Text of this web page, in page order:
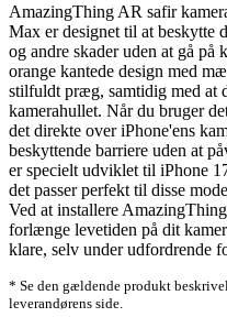
AmazingThing AR safir
Max er designet til at beskytte
og andre skader uden at gå
orange kantede design med
stilfuldt præg, samtidig med at
kamerahullet. Når du bruger
det direkte over iPhone'ens
beskyttende barriere uden at
er specielt udviklet til iPhone
det passer perfekt til disse
Ved at installere
forlænge levetiden på dit
klare, selv under udfordrende
* Se den gældende produkt
leverandørens side.